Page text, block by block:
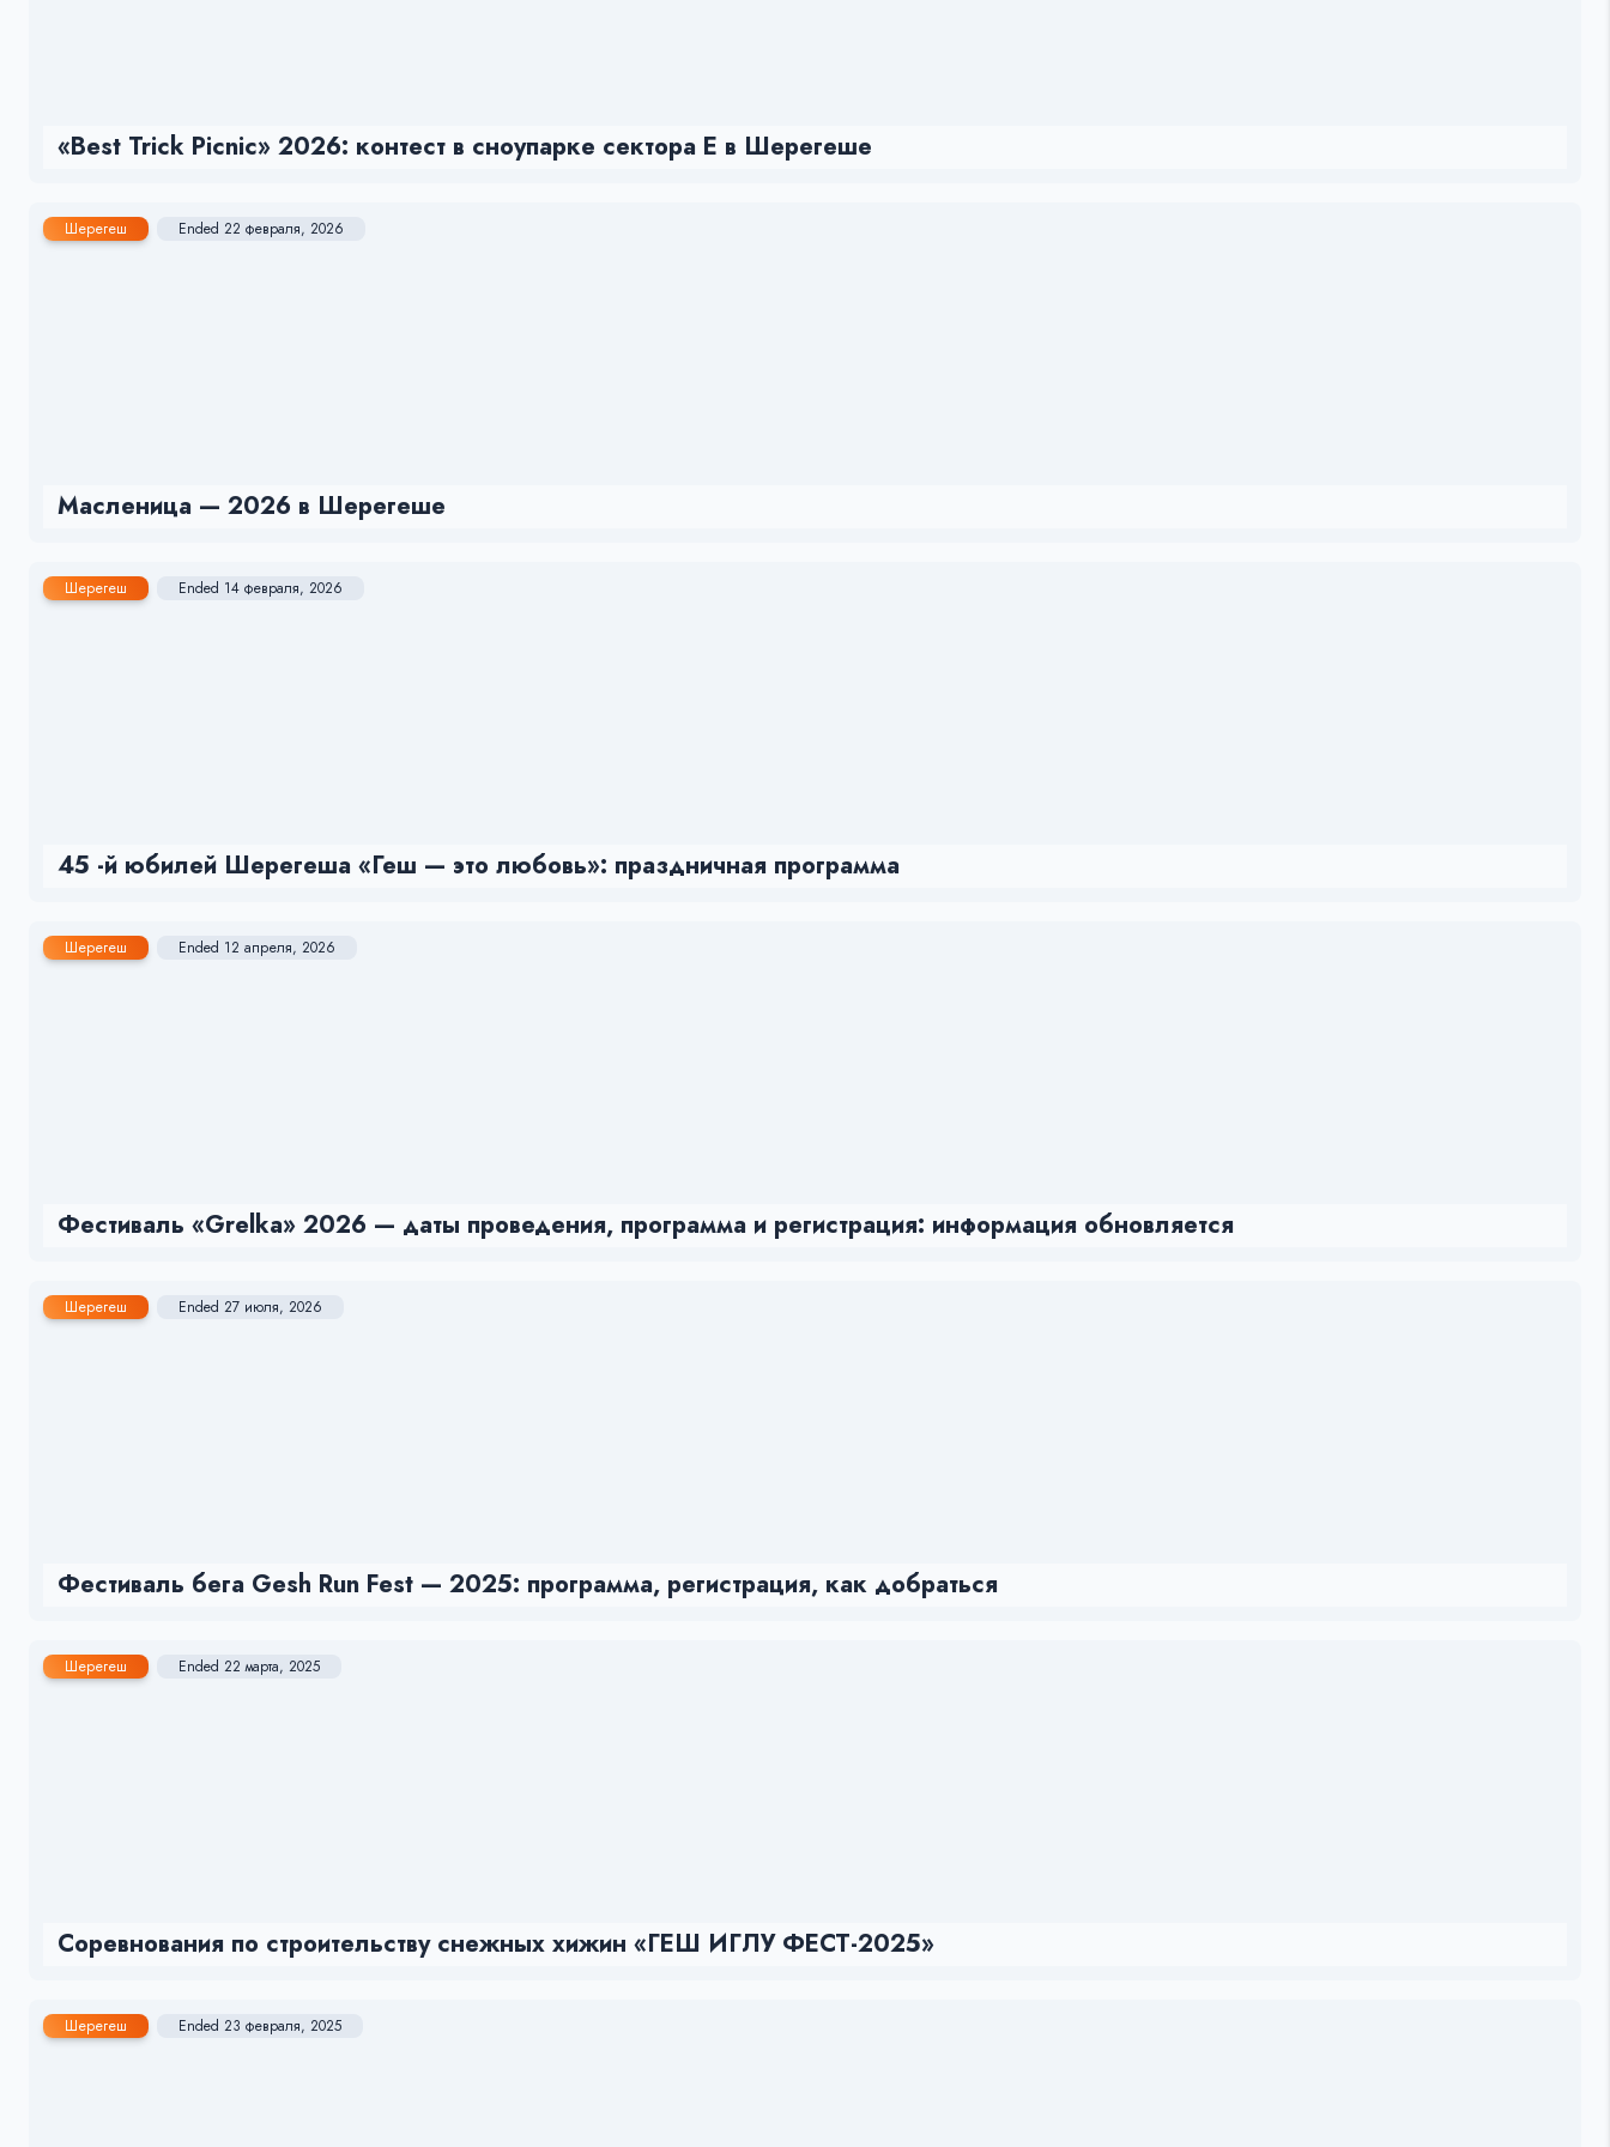
«Best Trick Picnic» 2026: контест в сноупарке сектора Е в Шерегеше
Шерегеш Ended 22 февраля, 2026
Масленица — 2026 в Шерегеше
Шерегеш Ended 14 февраля, 2026
45 -й юбилей Шерегеша «Геш — это любовь»: праздничная программа
Шерегеш Ended 12 апреля, 2026
Фестиваль «Grelka» 2026 — даты проведения, программа и регистрация: информация обновляется
Шерегеш Ended 27 июля, 2026
Фестиваль бега Gesh Run Fest — 2025: программа, регистрация, как добраться
Шерегеш Ended 22 марта, 2025
Соревнования по строительству снежных хижин «ГЕШ ИГЛУ ФЕСТ-2025»
Шерегеш Ended 23 февраля, 2025